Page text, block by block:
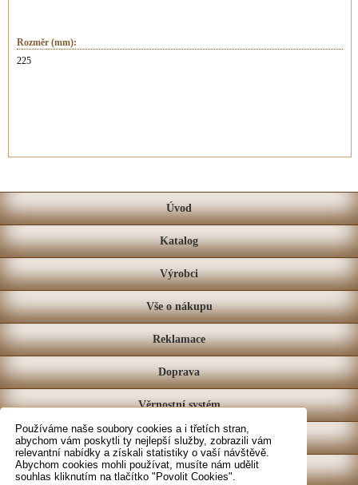
Používáme naše soubory cookies a i třetích stran,
abychom vám poskytli ty nejlepší služby, zobrazili vám
relevantní nabídky a získali statistiky o vaší návštěvě.
Abychom cookies mohli používat, musíte nám udělit
souhlas kliknutím na tlačítko "Povolit Cookies".
Rozměr (mm):
225
Úvod
Katalog
Výrobci
Vše o nákupu
Reklamace
Doprava
Věrnostní systém
Prodejna
Kontakt